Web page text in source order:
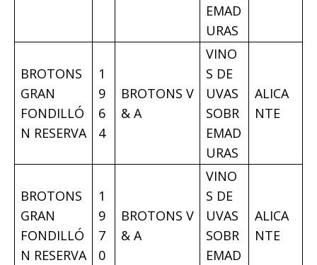
EMAD
URAS
BROTONS
GRAN
FONDILLÓ
N RESERVA
1
9
6
4
BROTONS V
& A
VINO
S DE
UVAS
SOBR
EMAD
URAS
ALICA
NTE
BROTONS
GRAN
FONDILLÓ
N RESERVA
1
9
7
0
BROTONS V
& A
VINO
S DE
UVAS
SOBR
EMAD
ALICA
NTE